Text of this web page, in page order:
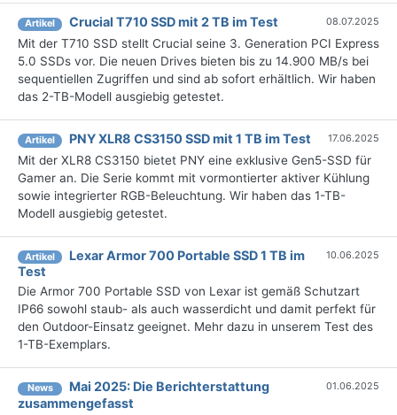
Artikel Crucial T710 SSD mit 2 TB im Test 08.07.2025
Mit der T710 SSD stellt Crucial seine 3. Generation PCI Express
5.0 SSDs vor. Die neuen Drives bieten bis zu 14.900 MB/s bei
sequentiellen Zugriffen und sind ab sofort erhältlich. Wir haben
das 2-TB-Modell ausgiebig getestet.
Artikel PNY XLR8 CS3150 SSD mit 1 TB im Test 17.06.2025
Mit der XLR8 CS3150 bietet PNY eine exklusive Gen5-SSD für
Gamer an. Die Serie kommt mit vormontierter aktiver Kühlung
sowie integrierter RGB-Beleuchtung. Wir haben das 1-TB-
Modell ausgiebig getestet.
Artikel
Lexar Armor 700 Portable SSD 1 TB im
Test
10.06.2025
Die Armor 700 Portable SSD von Lexar ist gemäß Schutzart
IP66 sowohl staub- als auch wasserdicht und damit perfekt für
den Outdoor-Einsatz geeignet. Mehr dazu in unserem Test des
1-TB-Exemplars.
News
Mai 2025: Die Bericht­erstattung
zusammengefasst
01.06.2025